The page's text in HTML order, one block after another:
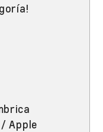
Apple